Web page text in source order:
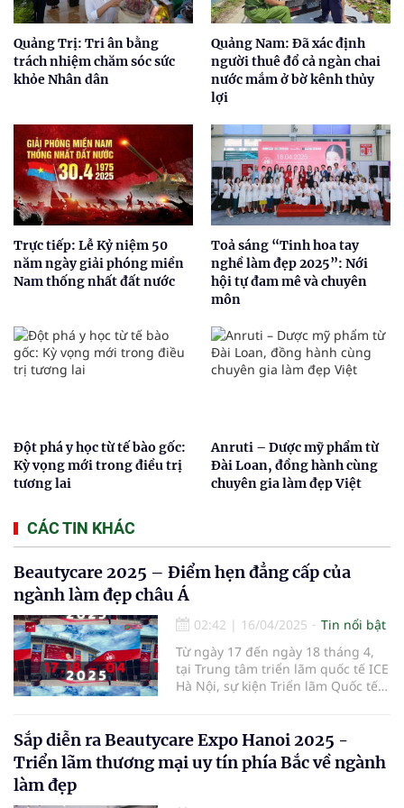
Quảng Trị: Tri ân bằng
trách nhiệm chăm sóc sức
khỏe Nhân dân
Quảng Nam: Đã xác định
người thuê đổ cả ngàn chai
nước mắm ở bờ kênh thủy
lợi
Trực tiếp: Lễ Kỷ niệm 50
năm ngày giải phóng miền
Nam thống nhất đất nước
Toả sáng “Tinh hoa tay
nghề làm đẹp 2025”: Nới
hội tự đam mê và chuyên
môn
Đột phá y học từ tế bào gốc:
Kỳ vọng mới trong điều trị
tương lai
Anruti – Dược mỹ phẩm từ
Đài Loan, đồng hành cùng
chuyên gia làm đẹp Việt
CÁC TIN KHÁC
Beautycare 2025 – Điểm hẹn đẳng cấp của
ngành làm đẹp châu Á
02:42 | 16/04/2025
Tin nổi bật
Từ ngày 17 đến ngày 18 tháng 4,
tại Trung tâm triển lãm quốc tế ICE
Hà Nội, sự kiện Triển lãm Quốc tế
"Vẻ đẹp bền vững – Công nghệ
định hình tương lai".
Sắp diễn ra Beautycare Expo Hanoi 2025 -
Triển lãm thương mại uy tín phía Bắc về ngành
làm đẹp